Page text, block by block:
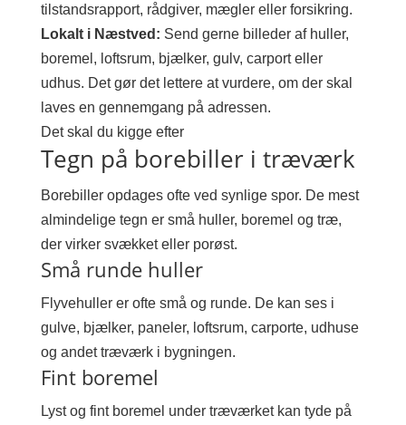
tilstandsrapport, rådgiver, mægler eller forsikring.
Lokalt i Næstved: Send gerne billeder af huller,
boremel, loftsrum, bjælker, gulv, carport eller
udhus. Det gør det lettere at vurdere, om der skal
laves en gennemgang på adressen.
Det skal du kigge efter
Tegn på borebiller i træværk
Borebiller opdages ofte ved synlige spor. De mest
almindelige tegn er små huller, boremel og træ,
der virker svækket eller porøst.
Små runde huller
Flyvehuller er ofte små og runde. De kan ses i
gulve, bjælker, paneler, loftsrum, carporte, udhuse
og andet træværk i bygningen.
Fint boremel
Lyst og fint boremel under træværket kan tyde på